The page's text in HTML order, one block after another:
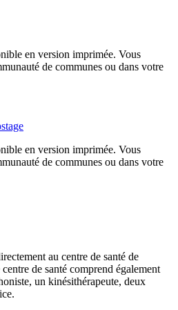
en version imprimée. Vous
de communes ou dans votre
en version imprimée. Vous
de communes ou dans votre
au centre de santé de
de santé comprend également
un kinésithérapeute, deux